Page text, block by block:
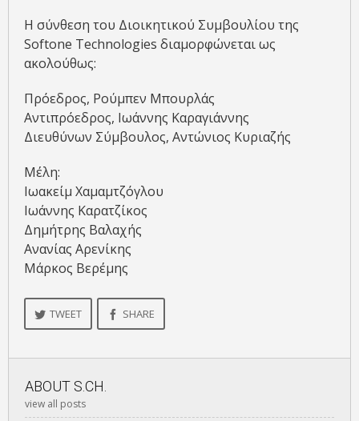
Η σύνθεση του Διοικητικού Συμβουλίου της
Softone Technologies διαμορφώνεται ως
ακολούθως:
Πρόεδρος, Ρούμπεν Μπουρλάς
Αντιπρόεδρος, Ιωάννης Καραγιάννης
Διευθύνων Σύμβουλος, Αντώνιος Κυριαζής
Μέλη:
Ιωακείμ Χαμαμτζόγλου
Ιωάννης Καρατζίκος
Δημήτρης Βαλαχής
Ανανίας Αρενίκης
Μάρκος Βερέμης
TWEET SHARE
ABOUT S.CH.
view all posts